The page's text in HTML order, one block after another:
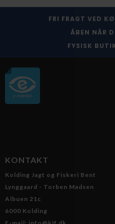
FRI FRAGT VED
ÅBEN NÅR
FYSISK
KONTAKT
Kolding Jagt og Fiskeri Bent
Lynggaard - Torben Madsen
Albuen 21c
6000 Kolding